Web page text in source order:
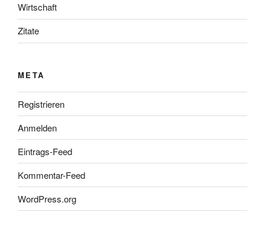
Wirtschaft
Zitate
META
Registrieren
Anmelden
Eintrags-Feed
Kommentar-Feed
WordPress.org